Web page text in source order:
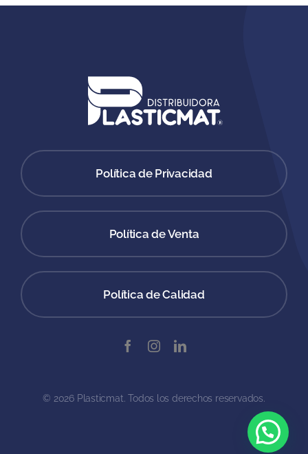
Política de Privacidad
Política de Venta
Política de Calidad
© 2026 Plasticmat. Todos los derechos reservados.